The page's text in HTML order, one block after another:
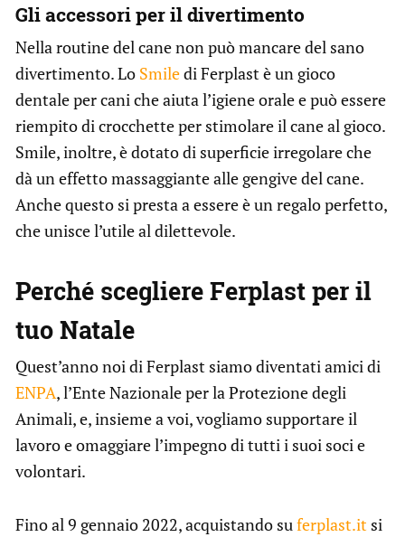
Gli accessori per il divertimento
Nella routine del cane non può mancare del sano
divertimento. Lo Smiledi Ferplast è un gioco
dentale per cani che aiuta l’igiene orale e può essere
riempito di crocchette per stimolare il cane al gioco.
Smile, inoltre, è dotato di superficie irregolare che
dà un effetto massaggiante alle gengive del cane.
Anche questo si presta a essere è un regalo perfetto,
che unisce l’utile al dilettevole.
Perché scegliere Ferplast per il
tuo Natale
Quest’anno noi di Ferplast siamo diventati amici di
ENPA, l’Ente Nazionale per la Protezione degli
Animali, e, insieme a voi, vogliamo supportare il
lavoro e omaggiare l’impegno di tutti i suoi soci e
volontari.
Fino al 9 gennaio 2022, acquistando suferplast.it si